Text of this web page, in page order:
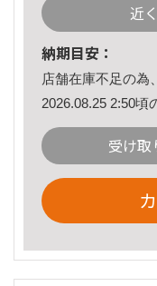
近
納期目安：
店舗在庫不足の為
2026.08.25 2:50頃
受け取